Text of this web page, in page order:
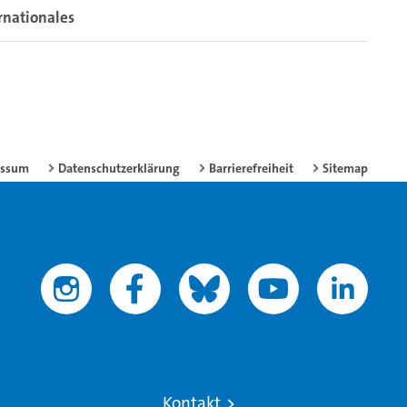
Datenschutzerklärung Barrierefreiheit Sitemap